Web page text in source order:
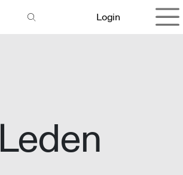
Login
Leden